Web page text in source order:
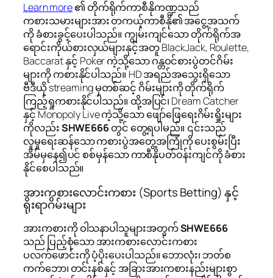
Learn more၏ တိုက်ရိုက်ကာစီနိုကဏ္ဍသည်
ကစားသမားများအား တကယ့်ကာစီနို၏ အငွေ့အသက်
ကို ခံစားခွင့်ပေးပါသည်။ ကျွမ်းကျင်သော တိုက်ရိုက်အ
ရောင်းကိုယ်စားလှယ်များနှင့်အတူ BlackJack, Roulette,
Baccarat နှင့် Poker ကဲ့သို့သော ဂန္တဝင်စားပွဲတင်ဂိမ်း
များကို ကစားနိုင်ပါသည်။ HD အရည်အသွေးရှိသော
ဗီဒီယို streaming မှတစ်ဆင့် ဂိမ်းများကို တိုက်ရိုက်
ကြည့်ရှုကစားနိုင်ပါသည်။ ထို့အပြင်၊ Dream Catcher
နှင့် Monopoly Live ကဲ့သို့သော ဖျော်ဖြေရေးဂိမ်းရှိုးများ
ကိုလည်းSHWE666တွင် တွေ့ရပါမည်။ ၎င်းသည်
လူမှုရေးဆန်သော ကစားပွဲအတွေ့အကြုံကို ပေးစွမ်းပြီး
အိမ်မှနေ၍ပင် စစ်မှန်သော ကာစီနိုပတ်ဝန်းကျင်ကို ခံစား
နိုင်စေပါသည်။
အားကစားလောင်းကစား (Sports Betting) နှင့်
ရိုးရာဂိမ်းများ
အားကစားကို ဝါသနာပါသူများအတွက်SHWE666
သည် ပြည့်စုံသော အားကစားလောင်းကစား
ပလက်ဖောင်းကို ပံ့ပိုးပေးပါသည်။ ဘောလုံး၊ ဘတ်စ
ကက်ဘော၊ တင်းနစ်နှင့် အခြားအားကစားနည်းများစွာ